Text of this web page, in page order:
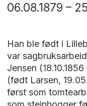
06.08.1879 –
Han ble født i
var
Jensen
(født Larsen,
først som